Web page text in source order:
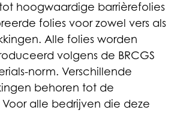
hoogwaardige barrièrefolies
folies voor zowel vers als
Alle folies worden
volgens de BRCGS
norm. Verschillende
behoren tot de
alle bedrijven die deze